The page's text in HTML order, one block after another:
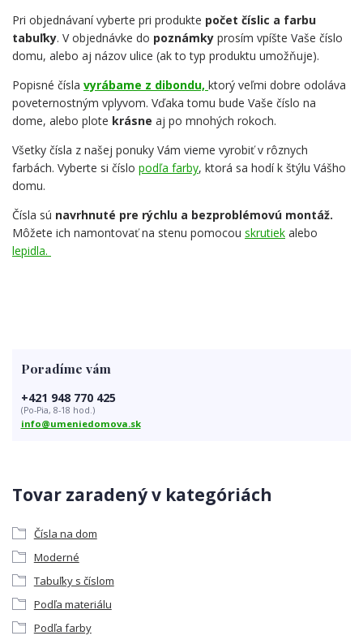
Pri objednávaní vyberte pri produkte počet číslic a farbu
tabuľky. V objednávke do poznámky prosím vpíšte Vaše číslo
domu, alebo aj názov ulice (ak to typ produktu umožňuje).
Popisné čísla vyrábame z dibondu, ktorý veľmi dobre odoláva
poveternostným vplyvom. Vďaka tomu bude Vaše číslo na
dome, alebo plote krásne aj po mnohých rokoch.
Všetky čísla z našej ponuky Vám vieme vyrobiť v rôznych
farbách. Vyberte si číslo podľa farby, ktorá sa hodí k štýlu Vášho
domu.
Čísla sú navrhnuté pre rýchlu a bezproblémovú montáž.
Môžete ich namontovať na stenu pomocou skrutiek alebo
lepidla.
Tovar zaradený v kategóriách
Čísla na dom
Moderné
Tabuľky s číslom
Podľa materiálu
Podľa farby
Poradíme vám
+421 948 770 425
(Po-Pia, 8-18 hod.)
info@umeniedomova.sk